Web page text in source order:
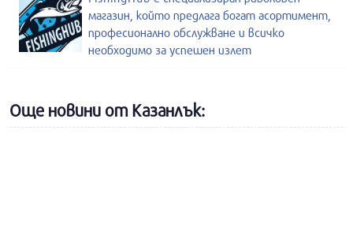
магазин, който предлага богат асортимент,
професионално обслужване и всичко
необходимо за успешен излет
Още новини от Казанлък: